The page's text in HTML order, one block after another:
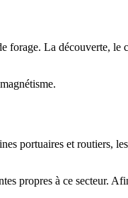
forage. La découverte, le
portuaires et routiers,
propres à ce secteur.